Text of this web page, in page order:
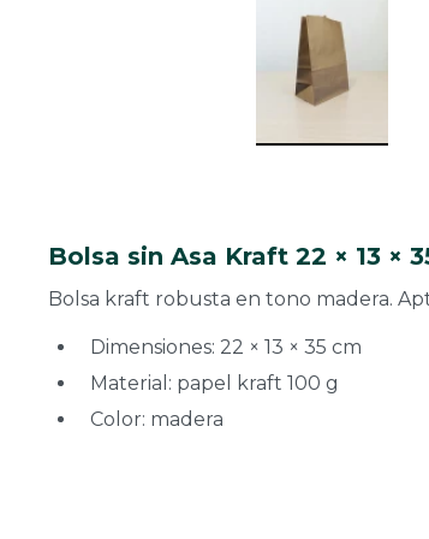
Bolsa sin Asa Kraft 22 × 13 ×
Bolsa kraft robusta en tono madera.
Dimensiones: 22 × 13 × 35 cm
Material: papel kraft 100 g
Color: madera